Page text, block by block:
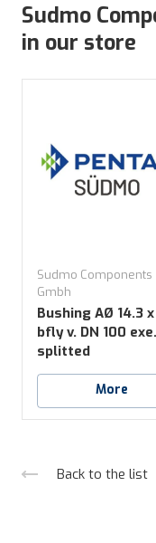
Sudmo
in our store
Sudmo Components
Gmbh
Bushing AØ 14.3
bfly v. DN 100
splitted
More
Back to the list